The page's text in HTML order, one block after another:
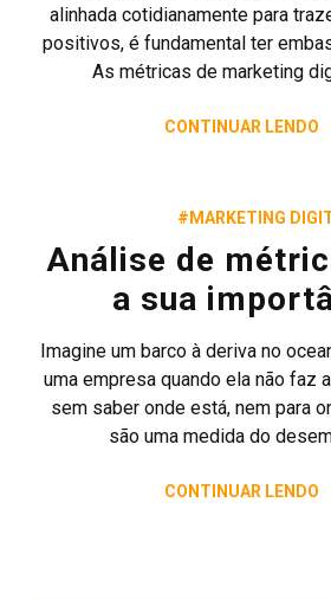
alinhada cotidianamente para
positivos, é fundamental ter
As métricas de marketing
CONTINUAR LENDO
#MARKETING
Análise de
a sua
Imagine um barco à deriva no
uma empresa quando ela não faz
sem saber onde está, nem para
são uma medida do
CONTINUAR LENDO